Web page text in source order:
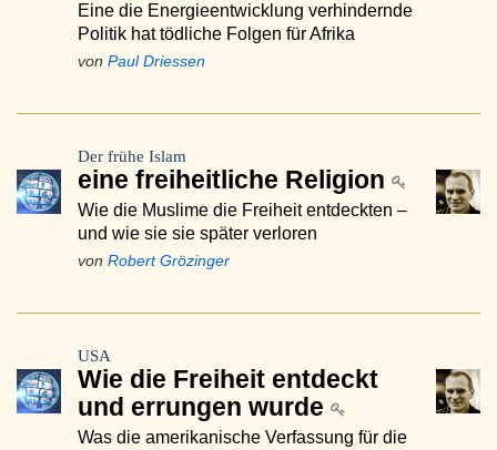
Eine die Energieentwicklung verhindernde
Politik hat tödliche Folgen für Afrika
von Paul Driessen
Der frühe Islam
eine freiheitliche Religion
Wie die Muslime die Freiheit entdeckten –
und wie sie sie später verloren
von Robert Grözinger
USA
Wie die Freiheit entdeckt
und errungen wurde
Was die amerikanische Verfassung für die